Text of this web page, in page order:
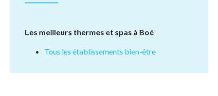
Les meilleurs thermes et spas à Boé
Tous les établissements bien-être